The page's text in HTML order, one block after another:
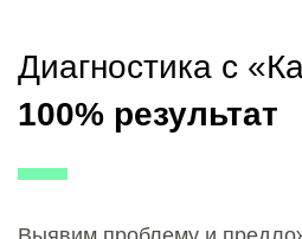
Диагностика с
100% результат